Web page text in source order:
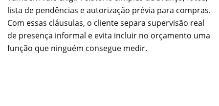
lista de pendências e autorização prévia para compras.
Com essas cláusulas, o cliente separa supervisão real
de presença informal e evita incluir no orçamento uma
função que ninguém consegue medir.